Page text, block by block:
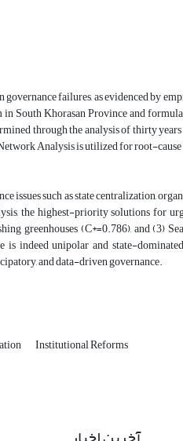
failures, as evidenced by
South Khorasan Province and
through the analysis of thirty
Analysis is utilized for root-
issues such as state centralization,
the highest-priority solutions for
greenhouses (C*=0.786), and (3)
indeed unipolar and state-
and data-driven governance.
Institutional Reforms